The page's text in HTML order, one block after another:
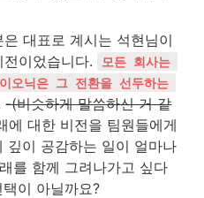
대표로 계시는 석현님이
이었습니다.
모든 회사는
닉은 그 전환을 선두하는
-(비슷하게 말씀하신 거 같
에 대한 비전을 팀원들에게
깊이 공감하는 일이 얼마나
를 함께 그려나가고 싶다
이 아닐까요?